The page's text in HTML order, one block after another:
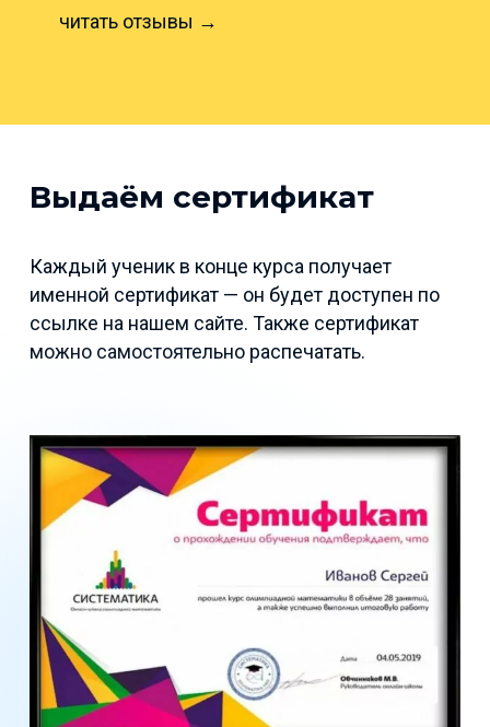
читать отзывы →
Выдаём сертификат
Каждый ученик в конце курса получает
именной сертификат — он будет доступен по
ссылке на нашем сайте. Также сертификат
можно самостоятельно распечатать.